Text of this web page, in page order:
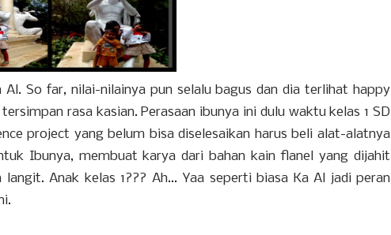
So far, nilai-nilainya pun selalu bagus dan dia terlihat happy
rasa kasian. Perasaan ibunya ini dulu waktu kelas 1 SD
project yang belum bisa diselesaikan harus beli alat-alatnya
Ibunya, membuat karya dari bahan kain flanel yang dijahit
Anak kelas 1??? Ah... Yaa seperti biasa Ka Al jadi peran